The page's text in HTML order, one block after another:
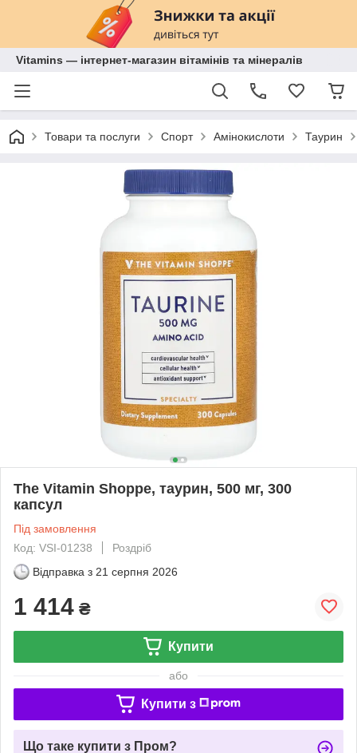
Vitamins — інтернет-магазин вітамінів та мінералів
Товари та послуги Спорт Амінокислоти Таурин
The Vitamin Shoppe, таурин, 500 мг, 300
капсул
Під замовлення
Код: VSI-01238
Роздріб
Відправка з 21 серпня 2026
1 414 ₴
Купити
або
Купити з
Що таке купити з Пром?